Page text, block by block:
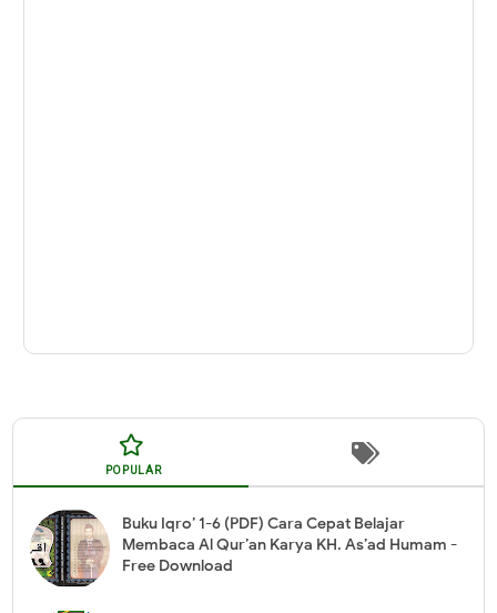
POPULAR
Buku Iqro’ 1-6 (PDF) Cara Cepat Belajar
Membaca Al Qur’an Karya KH. As’ad Humam -
Free Download